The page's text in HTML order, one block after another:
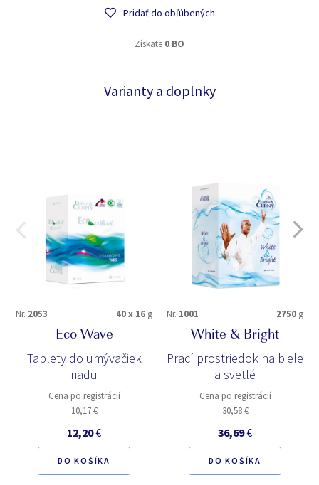
Pridať do obľúbených
Získate 0 BO
Varianty a doplnky
Nr. 2053 40 x 16 g
Eco Wave
Tablety do umývačiek
riadu
Cena po registrácií
10,17 €
12,20€
DO KOŠÍKA
Nr. 1001 2750 g
White & Bright
Prací prostriedok na biele
a svetlé
Cena po registrácií
30,58 €
36,69€
DO KOŠÍKA